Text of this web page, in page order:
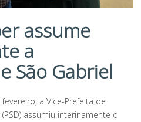
assume
a
São Gabriel
a Vice-Prefeita de
assumiu interinamente o